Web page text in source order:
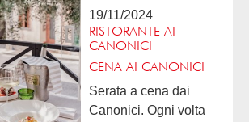
19/11/2024
RISTORANTE AI
CANONICI
CENA AI CANONICI
Serata a cena dai
Canonici. Ogni volta